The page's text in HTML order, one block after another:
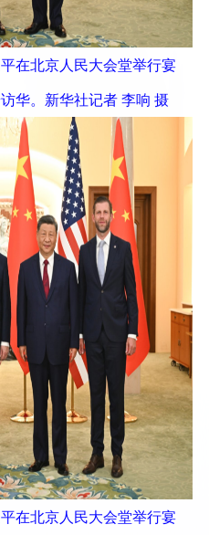
在北京人民大会堂举行宴
华。新华社记者 李响 摄
在北京人民大会堂举行宴